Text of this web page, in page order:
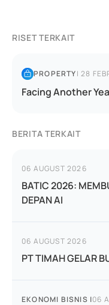
RISET TERKAIT
PROPERTY|28
Facing Another
BERITA TERKAIT
06 AUGUST 2026
BATIC 2026:
DEPAN AI
06 AUGUST 2026
PT TIMAH GELAR
EKONOMI BISNIS |06